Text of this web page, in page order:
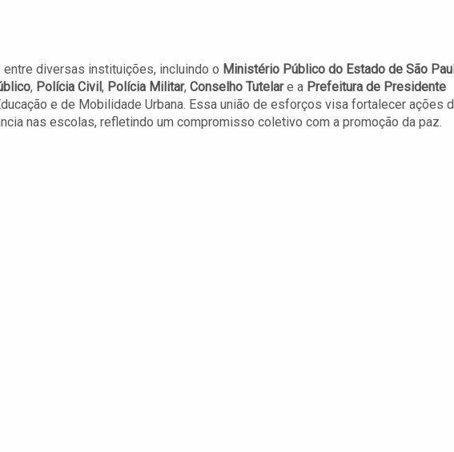
diversas instituições, incluindo o Ministério Público do Estado de São
, Polícia Civil , Polícia Militar, Conselho Tutelare a Prefeitura de Presidente
e de Mobilidade Urbana. Essa união de esforços visa fortalecer ações
nas escolas, refletindo um compromisso coletivo com a promoção da paz.